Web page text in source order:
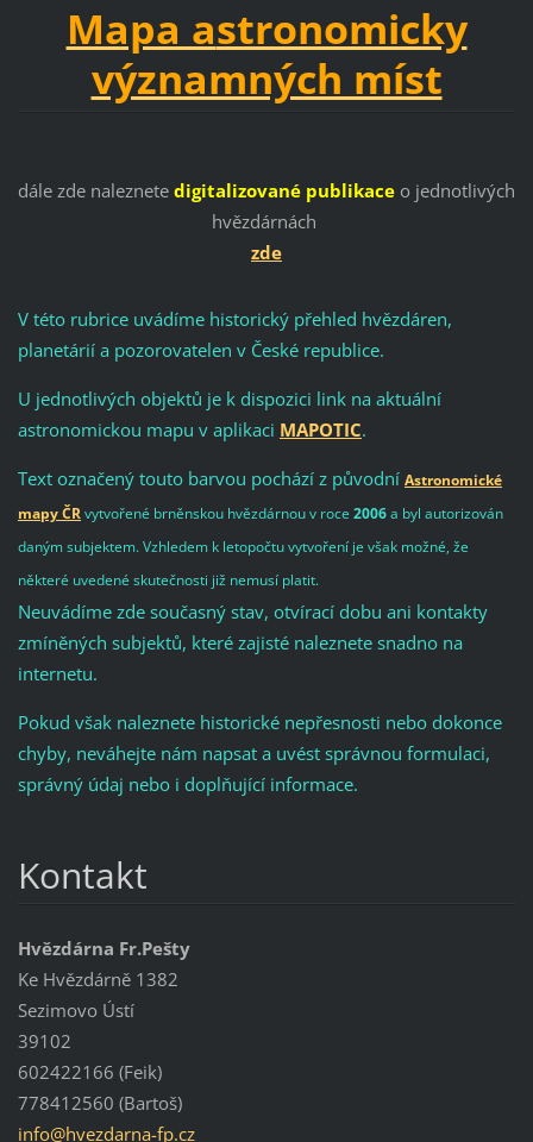
Mapa astronomicky
významných míst
dále zde naleznete digitalizované publikace o jednotlivých
hvězdárnách
zde
V této rubrice uvádíme historický přehled hvězdáren,
planetárií a pozorovatelen v České republice.
U jednotlivých objektů je k dispozici link na aktuální
astronomickou mapu v aplikaci MAPOTIC.
Text označený touto barvou pochází z původní Astronomické
mapy ČRvytvořené brněnskou hvězdárnou v roce 2006a byl autorizován
daným subjektem. Vzhledem k letopočtu vytvoření je však možné, že
některé uvedené skutečnosti již nemusí platit.
Neuvádíme zde současný stav, otvírací dobu ani kontakty
zmíněných subjektů, které zajisté naleznete snadno na
internetu.
Pokud však naleznete historické nepřesnosti nebo dokonce
chyby, neváhejte nám napsat a uvést správnou formulaci,
správný údaj nebo i doplňující informace.
Kontakt
Hvězdárna Fr.Pešty
Ke Hvězdárně 1382
Sezimovo Ústí
39102
602422166 (Feik)
778412560 (Bartoš)
info@hvezdarna-fp.cz